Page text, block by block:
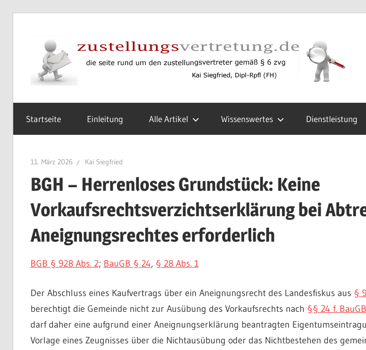
um
den
Zustellungsvertreter
§
6
ZVG
Startseite Einleitung Alle Artikel Wissenswertes Dienstleistung
11. März 2026 Kai Siegfried
BGH – Herrenloses Grundstück: Keine
Vorkaufsrechtsverzichtserklärung bei
Aneignungsrechtes erforderlich
BGB § 928 Abs. 2; BauGB § 24, § 28 Abs. 1
Der Abschluss eines Kaufvertrags über ein Aneignungsrecht des Landesfiskus aus §
berechtigt die Gemeinde nicht zur Ausübung des Vorkaufsrechts nach §§ 24 f. BauGB
darf daher eine aufgrund einer Aneignungserklärung beantragten
Vorlage eines Zeugnisses über die Nichtausübung oder das Nichtbestehen des